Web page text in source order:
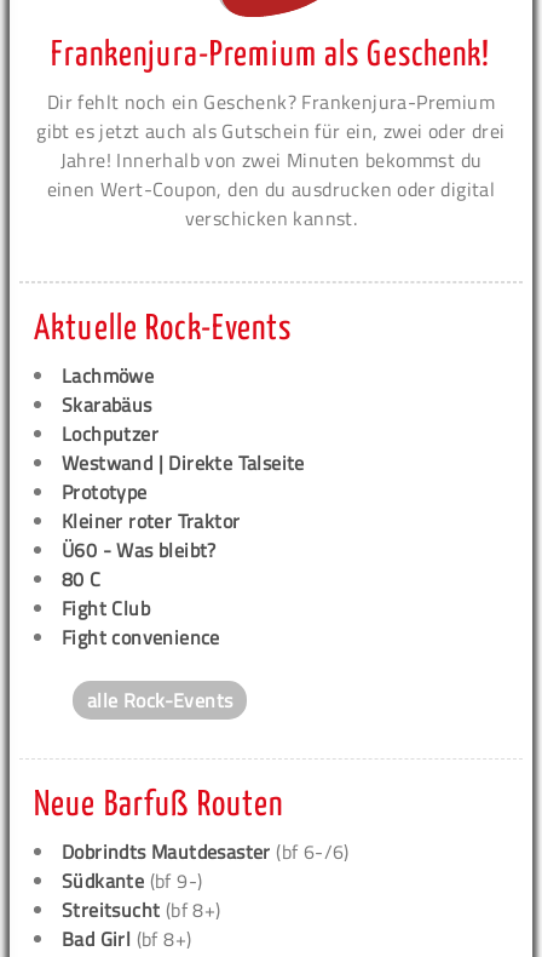
Frankenjura-Premium als Geschenk!
Dir fehlt noch ein Geschenk? Frankenjura-Premium
gibt es jetzt auch als Gutschein für ein, zwei oder drei
Jahre! Innerhalb von zwei Minuten bekommst du
einen Wert-Coupon, den du ausdrucken oder digital
verschicken kannst.
Aktuelle Rock-Events
Lachmöwe
Skarabäus
Lochputzer
Westwand | Direkte Talseite
Prototype
Kleiner roter Traktor
Ü60 - Was bleibt?
80 C
Fight Club
Fight convenience
alle Rock-Events
Neue Barfuß Routen
Dobrindts Mautdesaster (bf 6-/6)
Südkante (bf 9-)
Streitsucht (bf 8+)
Bad Girl (bf 8+)